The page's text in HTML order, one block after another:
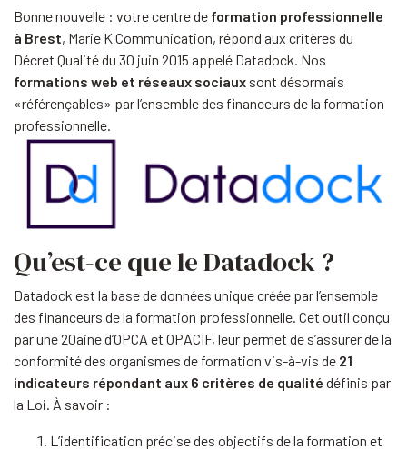
Bonne nouvelle : votre centre de formation professionnelle
à Brest, Marie K Communication, répond aux critères du
Décret Qualité du 30 juin 2015 appelé Datadock. Nos
formations web et réseaux sociaux sont désormais
«référençables» par l’ensemble des financeurs de la formation
professionnelle.
Qu’est-ce que le Datadock ?
Datadock est la base de données unique créée par l’ensemble
des financeurs de la formation professionnelle. Cet outil conçu
par une 20aine d’OPCA et OPACIF, leur permet de s’assurer de la
conformité des organismes de formation vis-à-vis de 21
indicateurs répondant aux 6 critères de qualité définis par
la Loi. À savoir :
L’identification précise des objectifs de la formation et